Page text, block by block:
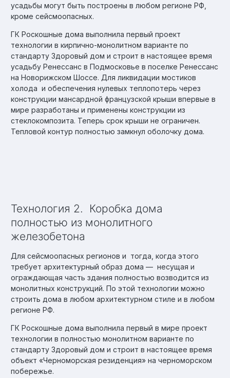
усадьбы могут быть построены в любом регионе РФ,
кроме сейсмоопасных.
ГК Роскошные дома выполнила первый проект
технологии в кирпично-монолитном варианте по
стандарту Здоровый дом и строит в настоящее время
усадьбу Ренессанс в Подмосковье в поселке Ренессанс
на Новорижском Шоссе. Для ликвидации мостиков
холода и обеспечения нулевых теплопотерь через
конструкции мансардной французской крыши впервые в
мире разработаны и применены конструкции из
стеклокомпозита. Теперь срок крыши не ограничен.
Тепловой контур полностью замкнул оболочку дома.
Технология 2. Коробка дома
полностью из монолитного
железобетона
Для сейсмоопасных регионов и тогда, когда этого
требует архитектурный образ дома — несущая и
ограждающая часть здания полностью возводится из
монолитных конструкций. По этой технологии можно
строить дома в любом архитектурном стиле и в любом
регионе РФ.
ГК Роскошные дома выполнила первый в мире проект
технологии в полностью монолитном варианте по
стандарту Здоровый дом и строит в настоящее время
объект «Черноморская резиденция» на черноморском
побережье.